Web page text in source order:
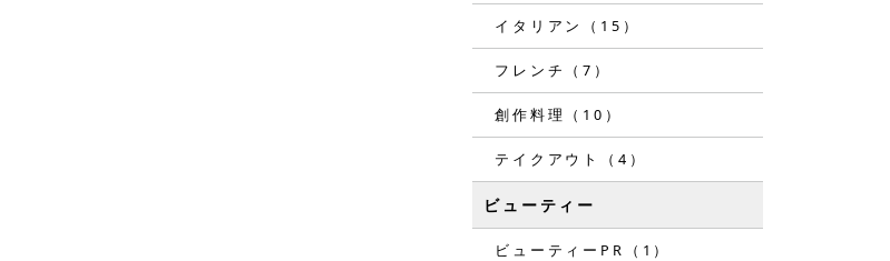
イタリアン（15）
フレンチ（7）
創作料理（10）
テイクアウト（4）
ビューティー
ビューティーPR（1）